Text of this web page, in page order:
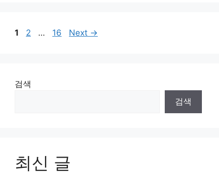
Page
1 Page
2 … Page
16 Next →
검색
검색
최신 글